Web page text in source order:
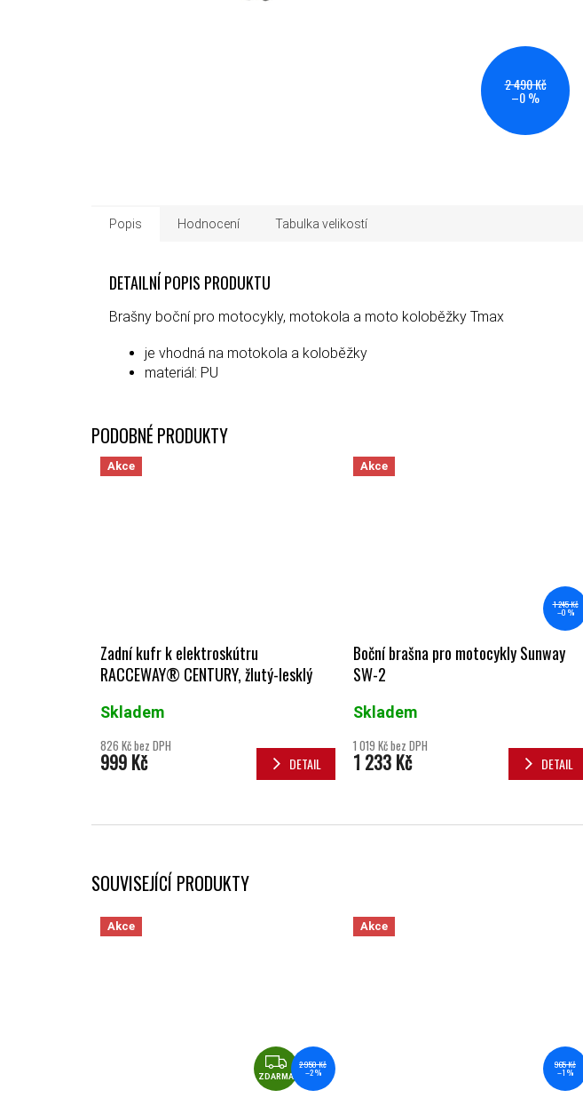
2 490 Kč
–0 %
SOUVISEJÍCÍ PRODUKTY
Akce
ZDARMA
ZDARMA
2 950 Kč
–2 %
Akce
965 Kč
–1 %
Popis Hodnocení Tabulka velikostí
DETAILNÍ POPIS PRODUKTU
Brašny boční pro motocykly, motokola a moto koloběžky Tmax
je vhodná na motokola a koloběžky
materiál: PU
Akce
Zadní kufr k elektroskútru
RACCEWAY® CENTURY, žlutý-lesklý
Skladem
826 Kč bez DPH
999 Kč DETAIL
Akce
1 245 Kč
–0 %
Boční brašna pro motocykly Sunway
SW-2
Skladem
1 019 Kč bez DPH
1 233 Kč DETAIL